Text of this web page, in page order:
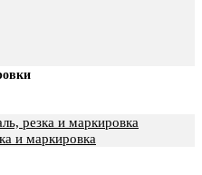
резка и маркировка
и маркировка